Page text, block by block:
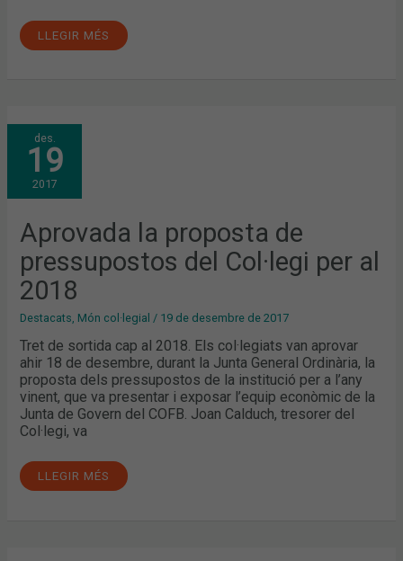
LLEGIR MÉS
des.
19
2017
Aprovada la proposta de
pressupostos del Col·legi per al
2018
Destacats Món col·legial / 19 de desembre de 2017
Tret de sortida cap al 2018. Els col·legiats van aprovar
ahir 18 de desembre, durant la Junta General Ordinària, la
proposta dels pressupostos de la institució per a l’any
vinent, que va presentar i exposar l’equip econòmic de la
Junta de Govern del COFB. Joan Calduch, tresorer del
Col·legi, va
APROVADA
LA
PROPOSTA
DE
PRESSUPOSTOS
DEL
COL·LEGI
2018
LLEGIR MÉS